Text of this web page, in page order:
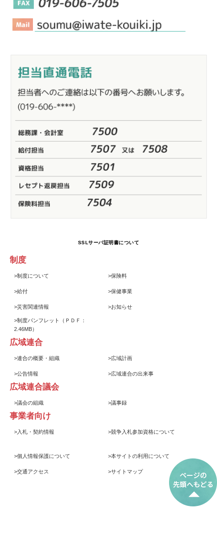
SSLサーバ証明書について
制度
>制度について >保険料
>給付 >保健事業
>災害関連情報 >お知らせ
>制度パンフレット
（ＰＤＦ：
2.46MB）
広域連合
>連合の概要・組織 >広域計画
>公告情報 >広域連合の出来事
広域連合議会
>議会の組織 >議事録
事業者向け
> 入札・契約情報 >競争入札参加資格について
>個人情報保護について >本サイトの利用について
>交通アクセス >サイトマップ